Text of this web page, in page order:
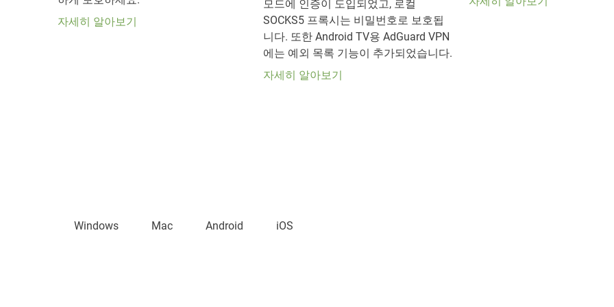
자세히 알아보기
모드에 인증이 도입되었고, 로컬
SOCKS5 프록시는 비밀번호로 보호됩
니다. 또한 Android TV용 AdGuard VPN
에는 예외 목록 기능이 추가되었습니다.
자세히 알아보기
Windows Mac Android iOS